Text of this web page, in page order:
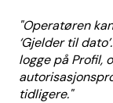
"Operatøren
‘Gjelder til
logge på Profil,
tidligere."